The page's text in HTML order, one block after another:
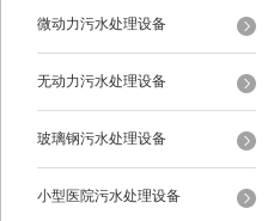
微动力污水处理设备
无动力污水处理设备
玻璃钢污水处理设备
小型医院污水处理设备